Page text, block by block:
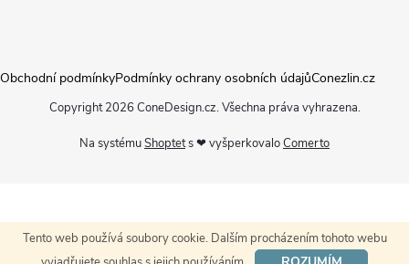
Tento web používá soubory cookie. Dalším procházením tohoto webu
Na systémuShoptets ❤ vyšperkovaloComerto
Obchodní podmínkyPodmínky ochrany osobních údajůConezlin.cz
Copyright 2026 ConeDesign.cz. Všechna práva vyhrazena.